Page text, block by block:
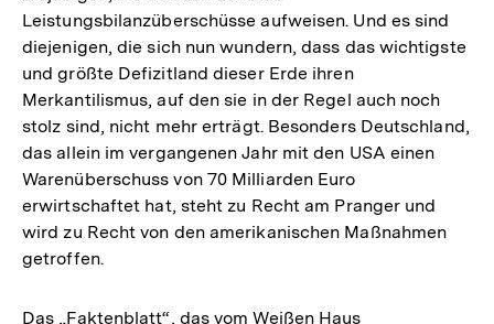
Leistungsbilanzüberschüsse aufweisen. Und es sind
diejenigen, die sich nun wundern, dass das wichtigste
und größte Defizitland dieser Erde ihren
Merkantilismus, auf den sie in der Regel auch noch
stolz sind, nicht mehr erträgt. Besonders Deutschland,
das allein im vergangenen Jahr mit den USA einen
Warenüberschuss von 70 Milliarden Euro
erwirtschaftet hat, steht zu Recht am Pranger und
wird zu Recht von den amerikanischen Maßnahmen
getroffen.
Das „Faktenblatt“, das vom Weißen Haus